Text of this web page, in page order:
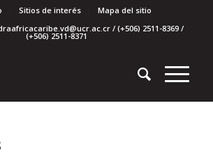
Sitios de interés
Mapa del sitio
/ (+506) 2511-8369 /
(+506) 2511-8371